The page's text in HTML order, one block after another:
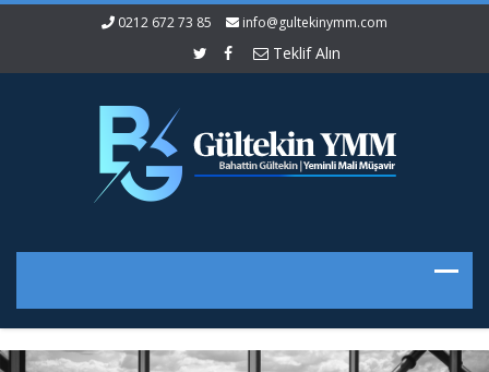
0212 672 73 85 info@gultekinymm.com
Teklif Alın